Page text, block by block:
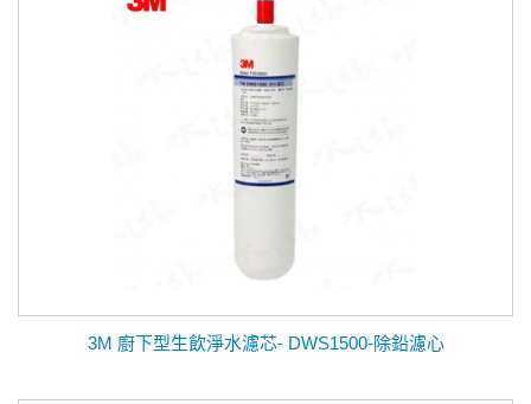
3M 廚下型生飲淨水濾芯- DWS1500-除鉛濾心